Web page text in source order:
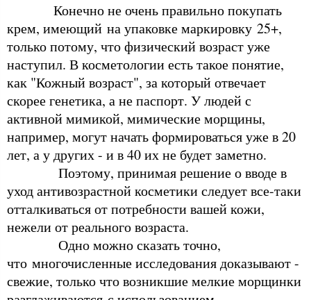
Конечно не очень правильно покупать
крем, имеющий на упаковке маркировку 25+,
только потому, что физический возраст уже
наступил. В косметологии есть такое понятие,
как "Кожный возраст", за который отвечает
скорее генетика, а не паспорт. У людей с
активной мимикой, мимические морщины,
например, могут начать формироваться уже в 20
лет, а у других - и в 40 их не будет заметно.
Поэтому, принимая решение о вводе в
уход антивозрастной косметики следует все-таки
отталкиваться от потребности вашей кожи,
нежели от реального возраста.
Одно можно сказать точно,
что многочисленные исследования доказывают -
свежие, только что возникшие мелкие морщинки